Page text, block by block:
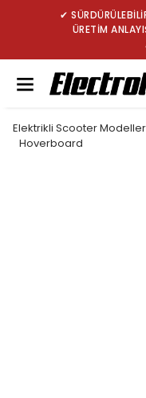
✔
ÜRETİM
Elektrikli Scooter
Hoverboard